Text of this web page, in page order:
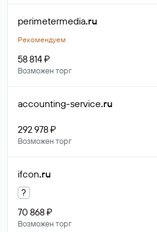
perimetermedia.ru
Рекомендуем
58 814 ₽
Возможен торг
accounting-service.ru
292 978 ₽
Возможен торг
ifcon.ru
?
70 868 ₽
Возможен торг